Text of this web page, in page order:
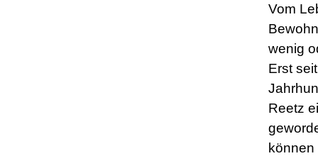
Vom
wenig
Erst
Reetz
können